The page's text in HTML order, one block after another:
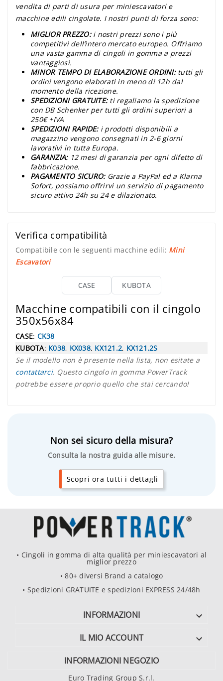
vendita di parti di usura per miniescavatori e
macchine edili cingolate. I nostri punti di forza sono:
MIGLIOR PREZZO: i nostri prezzi sono i più
competitivi dell’intero mercato europeo. Offriamo
una vasta gamma di cingoli in gomma a prezzi
vantaggiosi.
MINOR TEMPO DI ELABORAZIONE ORDINI: tutti gli
ordini vengono elaborati in meno di 12h dal
momento della ricezione.
SPEDIZIONI GRATUITE: ti regaliamo la spedizione
con DB Schenker per tutti gli ordini superiori a
250€ +IVA
SPEDIZIONI RAPIDE: i prodotti disponibili a
magazzino vengono consegnati in 2-6 giorni
lavorativi in tutta Europa.
GARANZIA: 12 mesi di garanzia per ogni difetto di
fabbricazione.
PAGAMENTO SICURO: Grazie a PayPal ed a Klarna
Sofort, possiamo offrirvi un servizio di pagamento
sicuro attivo 24h su 24 e dilazionato.
Verifica compatibilità
Compatibile con le seguenti macchine edili: Mini
Escavatori
CASE KUBOTA
Macchine compatibili con il cingolo
350x56x84
CASE: CK38
KUBOTA: K038, KX038, KX121.2, KX121.2S
Se il modello non è presente nella lista, non esitate a
contattarci. Questo cingolo in gomma PowerTrack
potrebbe essere proprio quello che stai cercando!
Non sei sicuro della misura?
Consulta la nostra guida alle misure.
Scopri ora tutti i dettagli
• Cingoli in gomma di alta qualità per miniescavatori al
miglior prezzo
• 80+ diversi Brand a catalogo
• Spedizioni GRATUITE e spedizioni EXPRESS 24/48h
INFORMAZIONI 
IL MIO ACCOUNT 
INFORMAZIONI NEGOZIO
Euro Trading Group S.r.l.